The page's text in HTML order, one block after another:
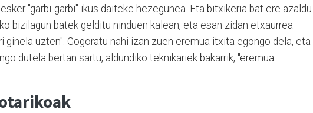
"garbi-garbi" ikus daiteke hezegunea. Eta bitxikeria bat ere azaldu
bizilagun batek gelditu ninduen kalean, eta esan zidan etxaurrea
ginela uzten". Gogoratu nahi izan zuen eremua itxita egongo dela, eta
dutela bertan sartu, aldundiko teknikariek bakarrik, "eremua